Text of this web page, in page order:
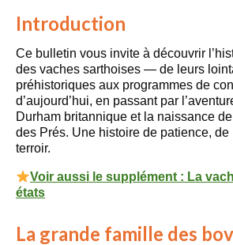
Agenda
Introduction
Ce bulletin vous invite à découvrir
des vaches sarthoises — de leurs
préhistoriques aux programmes de
d’aujourd’hui, en passant par
Durham britannique et la naissance
des Prés. Une histoire de patience, de
terroir.
Voir aussi le supplément : La
états
La grande famille des